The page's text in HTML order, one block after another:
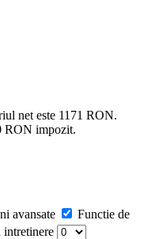
net este 1171 RON.
RON impozit.
avansate
Functie de
intretinere